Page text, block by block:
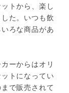
トから、楽し
た。いつも飲
ろな商品があ
ーからはオリ
トになってい
で販売されて